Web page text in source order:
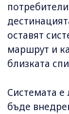
оставят
маршрут и
близката
Системата е
бъде